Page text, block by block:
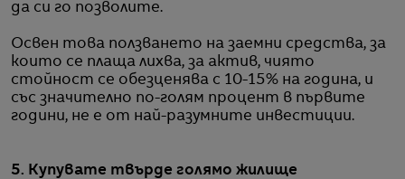
да си го позволите.
Освен това ползването на заемни средства, за
които се плаща лихва, за актив, чиято
стойност се обезценява с 10-15% на година, и
със значително по-голям процент в първите
години, не е от най-разумните инвестиции.
5. Купувате твърде голямо жилище